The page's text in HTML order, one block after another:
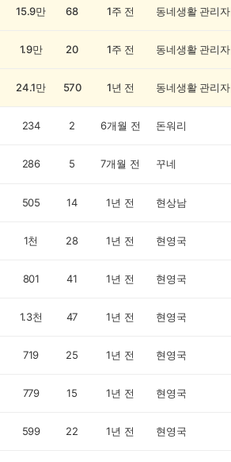
15.9만 68 1주 전 동네생활 관리자
1.9만 20 1주 전 동네생활 관리자
24.1만 570 1년 전 동네생활 관리자
234 2 6개월 전 돈워리
286 5 7개월 전 꾸네
505 14 1년 전 현상남
1천 28 1년 전 현영국
801 41 1년 전 현영국
1.3천 47 1년 전 현영국
719 25 1년 전 현영국
779 15 1년 전 현영국
599 22 1년 전 현영국